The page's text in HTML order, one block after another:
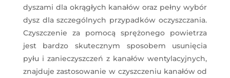
dyszami dla okrągłych kanałów oraz pełny wybór
dysz dla szczególnych przypadków oczyszczania.
Czyszczenie za pomocą sprężonego powietrza
jest bardzo skutecznym sposobem usunięcia
pyłu i zanieczyszczeń z kanałów wentylacyjnych,
znajduje zastosowanie w czyszczeniu kanałów od